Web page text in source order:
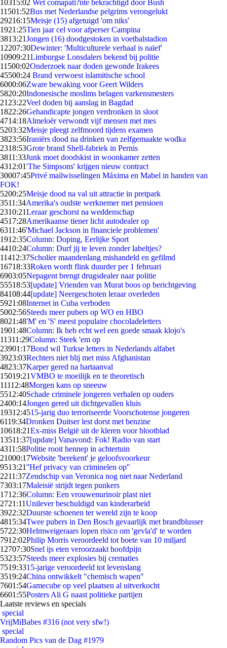
10315:02 Wet comapati?nte bekrachtigd door Bush
11501:52Bus met Nederlandse pelgrims verongelukt
29216:15Meisje (15) afgetuigd 'om niks'
1921:25Tien jaar cel voor afperser Campina
3813:21Jongen (16) doodgestoken in voetbalstadion
12207:30Dewinter: 'Multiculturele verhaal is naïef'
10909:21Limburgse Lonsdalers bekend bij politie
11500:02Onderzoek naar doden gewonde Irakees
45500:24 Brand verwoest islamitische school
6000:06Zware bewaking voor Geert Wilders
5820:20Indonesische moslims belagen varkensmesters
21 23:22Veel doden bij aanslag in Bagdad
1822:26Gehandicapte jongen verdronken in sloot
4714:18Almeloër verwondt vijf mensen met mes
5203:32Meisje pleegt zelfmoord tijdens examen
3823:56Iraniërs dood na drinken van zelfgemaakte wodka
2318:53Grote brand Shell-fabriek in Pernis
3811:33Junk moet doodskist in woonkamer zetten
4312:01'The Simpsons' krijgen nieuw contract
30007:45Privé mailwisselingen Máxima en Mabel in handen van
FOK!
5200:25Meisje dood na val uit attractie in pretpark
3511:34Amerika's oudste werknemer met pensioen
2310:21Leraar geschorst na weddenschap
4517:28Amerikaanse tiener licht autodealer op
6311:46'Michael Jackson in financiele problemen'
1912:35Column: Doping, Eerlijke Sport
4410:24Column: Durf jij te leven zonder labeltjes?
11412:37Scholier maandenlang mishandeld en gefilmd
16718:33Roken wordt flink duurder per 1 februari
6903:05Nepagent brengt drugsdealer naar politie
55518:53[update] Vrienden van Murat boos op berichtgeving
84108:44[update] Neergeschoten leraar overleden
5921:08Internet in Cuba verboden
5002:56Steeds meer pubers op WO en HBO
8021:48'M' en 'S' meest populaire chocoladeletters
1901:48Column: Ik heb echt wel een goede smaak klojo's
11311:29Column: Steek 'em op
23901:17Bond wil Turkse letters in Nederlands alfabet
3923:03Rechters niet blij met miss Afghanistan
4823:37Karper gered na hartaanval
15019:21VMBO te moeilijk en te theoretisch
11112:48Morgen kans op sneeuw
5512:40Schade criminele jongeren verhalen op ouders
2400:14Jongen gered uit dichtgevallen kluis
19312:4515-jarig duo terroriseerde Voorschotense jongeren
6119:34Dronken Duitser lest dorst met benzine
10618:21Ex-miss België uit de kleren voor blootblad
13511:37[update] Vanavond: Fok! Radio van start
4311:58Politie rooit hennep in achtertuin
21000:17Website 'berekent' je geloofsvoorkeur
9513:21''Hef privacy van criminelen op''
2211:37Zendschip van Veronica nog niet naar Nederland
7303:17Maleisië strijdt tegen punkers
1712:36Column: Een vrouwenurinoir plast niet
2721:11Unilever beschuldigd van kinderarbeid
3922:32Duurste schoenen ter wereld zijn te koop
4815:34Twee pubers in Den Bosch gevaarlijk met brandblusser
5722:30Helmweigeraars lopen risico om 'gevla'd' te worden
7912:02Philip Morris veroordeeld tot boete van 10 miljard
12707:30Snel ijs eten veroorzaakt hoofdpijn
5323:57Steeds meer explosies bij crematies
7519:3315-jarige veroordeeld tot levenslang
3519:24China ontwikkelt "chemisch wapen"
7601:54Gamecube op veel plaatsen al uitverkocht
6601:55Posters Ali G naast politieke partijen
Laatste reviews en specials
special
VrijMiBabes #316 (not very sfw!)
special
Random Pics van de Dag #1979